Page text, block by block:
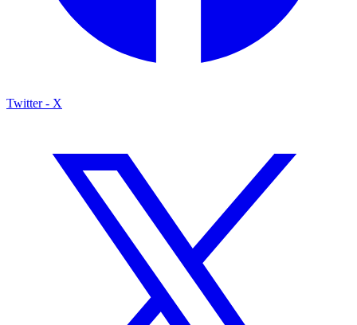
Twitter - X